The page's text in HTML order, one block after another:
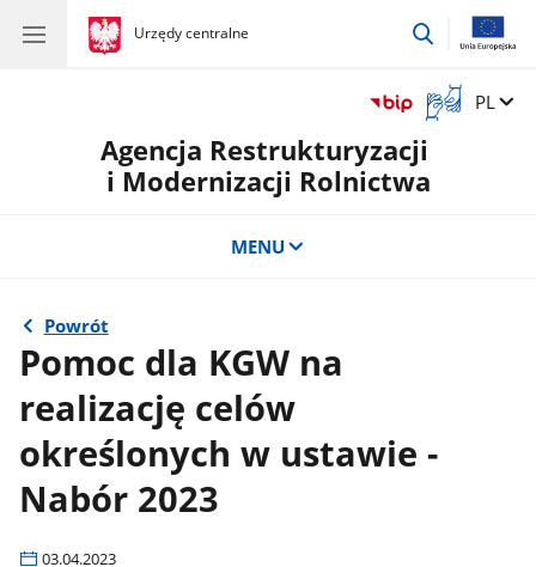
gov.pl
Urzędy centralne
gov.pl
Urzędy
przejdź
Otwórz
okno
z
tłumaczem
Zmień
PL
Agencja Restrukturyzacji
i Modernizacji Rolnictwa
MENU
Powrót
Pomoc dla KGW na
realizację celów
określonych w ustawie -
Nabór 2023
03.04.2023